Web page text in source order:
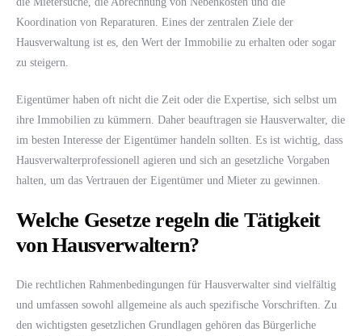
Koordination von Reparaturen. Eines der zentralen Ziele der
Hausverwaltung ist es, den Wert der Immobilie zu erhalten oder sogar
zu steigern.
Eigentümer haben oft nicht die Zeit oder die Expertise, sich selbst um
ihre Immobilien zu kümmern. Daher beauftragen sie Hausverwalter, die
im besten Interesse der Eigentümer handeln sollten. Es ist wichtig, dass
Hausverwalterprofessionell agieren und sich an gesetzliche Vorgaben
halten, um das Vertrauen der Eigentümer und Mieter zu gewinnen.
Welche Gesetze regeln die Tätigkeit
von Hausverwaltern?
Die rechtlichen Rahmenbedingungen für Hausverwalter sind vielfältig
und umfassen sowohl allgemeine als auch spezifische Vorschriften. Zu
den wichtigsten gesetzlichen Grundlagen gehören das Bürgerliche